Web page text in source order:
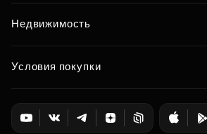
Недвижимость
Условия покупки